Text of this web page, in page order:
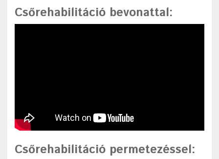
Csőrehabilitáció bevonattal:
Csőrehabilitáció permetezéssel: